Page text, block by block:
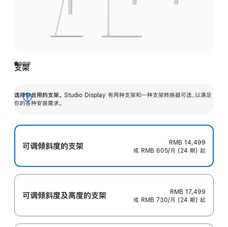
支架
选择你合用的支架。 Studio Display 有两种支架和一种支架转换器可选，以满足
你的各种安装需求。
展
可调倾斜度的支架
RMB 14,499
或 RMB 605/月 (24 期) 起
可调倾斜度及高‍度的支‍架
RMB 17,499
或 RMB 730/月 (24 期) 起